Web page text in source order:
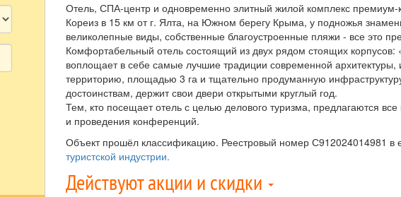
Отель, СПА-центр и одновременно элитный жилой комплекс премиум-
Кореиз в 15 км от г. Ялта, на Южном берегу Крыма, у подножья
великолепные виды, собственные благоустроенные пляжи - все это
Комфортабельный отель состоящий из двух рядом стоящих
воплощает в себе самые лучшие традиции современной
территорию, площадью 3 га и тщательно продуманную
достоинствам, держит свои двери открытыми круглый год.
Тем, кто посещает отель с целью делового туризма, предлагаются
и проведения конференций.
Объект прошёл классификацию. Реестровый номер С912024014981 в
туристской индустрии.
Действуют акции и скидки